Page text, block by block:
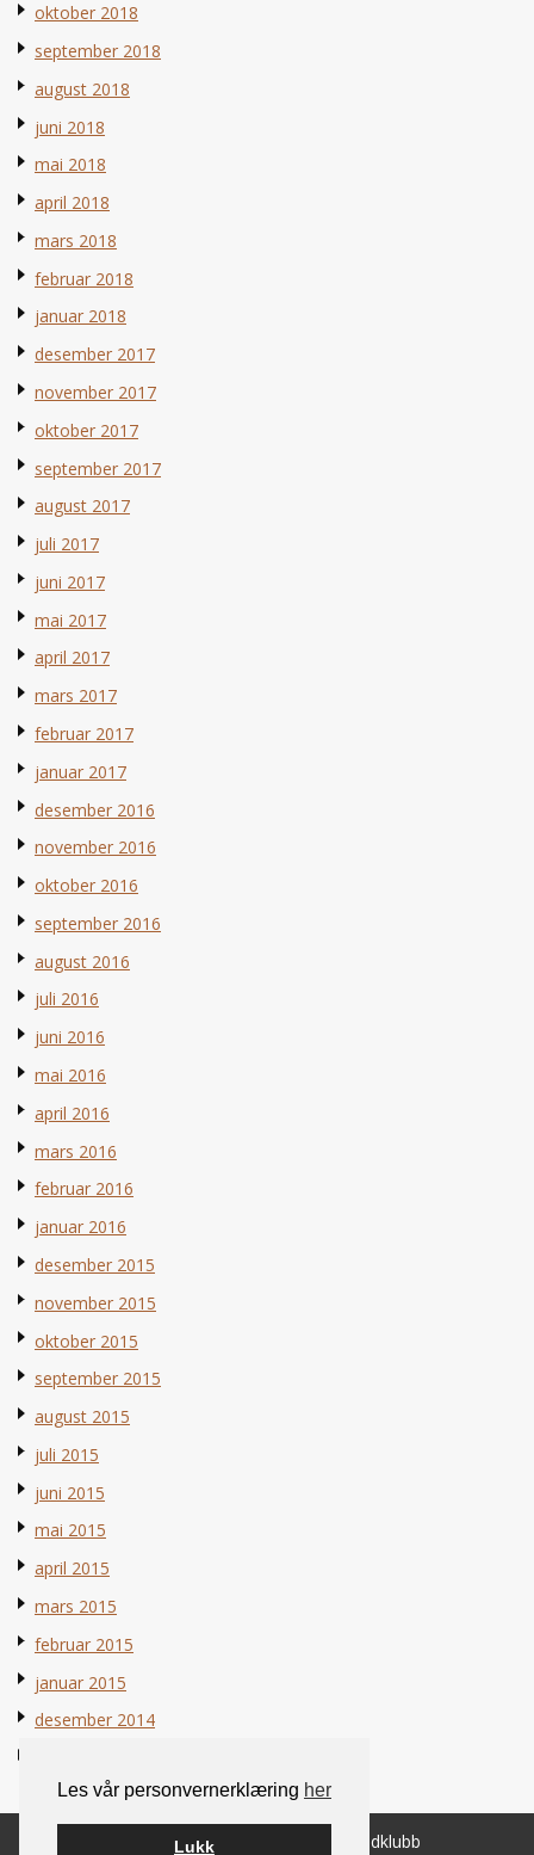
Les vår personvernerklæring her
Lukk
oktober 2018
september 2018
august 2018
juni 2018
mai 2018
april 2018
mars 2018
februar 2018
januar 2018
desember 2017
november 2017
oktober 2017
september 2017
august 2017
juli 2017
juni 2017
mai 2017
april 2017
mars 2017
februar 2017
januar 2017
desember 2016
november 2016
oktober 2016
september 2016
august 2016
juli 2016
juni 2016
mai 2016
april 2016
mars 2016
februar 2016
januar 2016
desember 2015
november 2015
oktober 2015
september 2015
august 2015
juli 2015
juni 2015
mai 2015
april 2015
mars 2015
februar 2015
januar 2015
desember 2014
© 2026 Norsk Berner Sennenhundklubb